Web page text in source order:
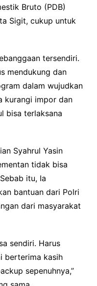
Bruto (PDB)
Sigit, cukup untuk
tersendiri.
mendukung dan
dalam wujudkan
kurangi impor dan
bisa terlaksana
Syahrul Yasin
tidak bisa
itu, Ia
bantuan dari Polri
dari masyarakat
sendiri. Harus
berterima kasih
sepenuhnya,”